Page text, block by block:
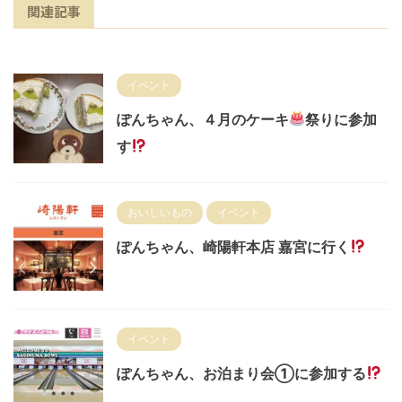
関連記事
イベント
ぽんちゃん、４月のケーキ
祭りに参加
す
おいしいもの イベント
ぽんちゃん、崎陽軒本店 嘉宮に行く
イベント
ぽんちゃん、お泊まり会①に参加する